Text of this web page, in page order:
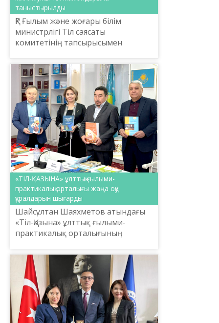
таныстырылды
ҚР Ғылым және жоғары білім
министрлігі Тіл саясаты
комитетінің тапсырысымен
Қазына» ұлттық ғылыми-
практикалық орталығы бес деңгей
бойынша лексика-гра...
«ТІЛ-ҚАЗЫНА» ұлттық ғылыми-
практикалық орталығы жаңа оқу
құралдарын шығарды
Шайсұлтан Шаяхметов атындағы
«Тіл-Қазына» ұлттық ғылыми-
практикалық орталығының
деңгейге сәйкестендірілген нақты
жүйесін жинақтап, А1, А2, В1, ...